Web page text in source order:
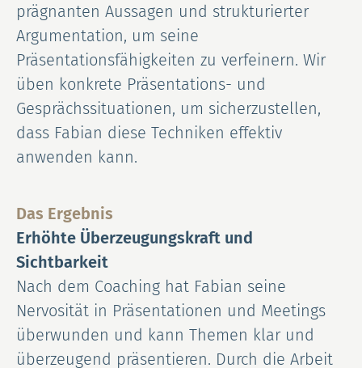
prägnanten Aussagen und strukturierter
Argumentation, um seine
Präsentationsfähigkeiten zu verfeinern. Wir
üben konkrete Präsentations- und
Gesprächssituationen, um sicherzustellen,
dass Fabian diese Techniken effektiv
anwenden kann.
Das Ergebnis
Erhöhte Überzeugungskraft und
Sichtbarkeit
Nach dem Coaching hat Fabian seine
Nervosität in Präsentationen und Meetings
überwunden und kann Themen klar und
überzeugend präsentieren. Durch die Arbeit